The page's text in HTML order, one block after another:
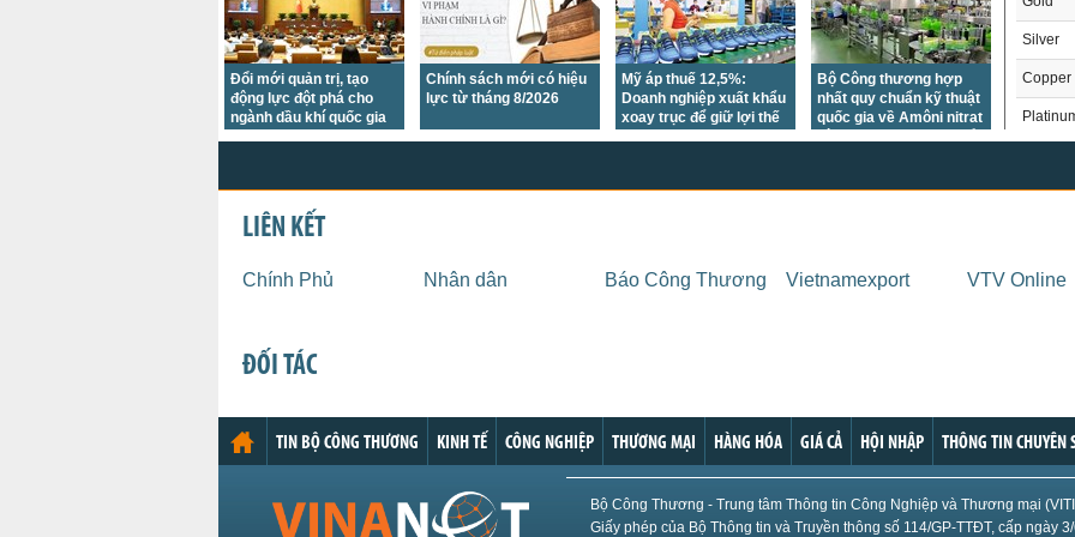
Đổi mới quản trị, tạo
động lực đột phá cho
ngành dầu khí quốc gia
Chính sách mới có hiệu
lực từ tháng 8/2026
Mỹ áp thuế 12,5%:
Doanh nghiệp xuất khẩu
xoay trục để giữ lợi thế
Bộ Công thương hợp
nhất quy chuẩn kỹ thuật
quốc gia về Amôni nitrat
Silver
Copper
Crude
Natural
US
US
US
Trong
Chỉ
LIÊN KẾT
Chính Phủ Nhân dân Báo Công Thương Vietnamexport VTV Online
ĐỐI TÁC
TIN BỘ CÔNG THƯƠNG KINH TẾ CÔNG NGHIỆP THƯƠNG MẠI HÀNG HÓA GIÁ CẢ HỘI NHẬP THÔNG TIN CHUYÊN
Bộ Công Thương - Trung tâm Thông tin Công Nghiệp và Thương mại
Giấy phép của Bộ Thông tin và Truyền thông số 114/GP-TTĐT, cấp ngày